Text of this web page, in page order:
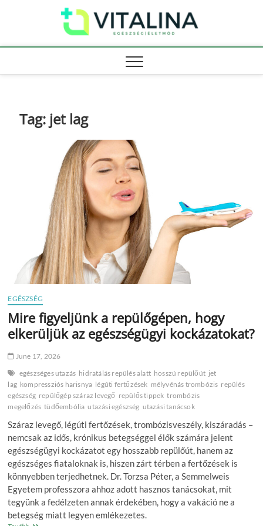
Tag: jet lag
EGÉSZSÉG
Mire figyeljünk a repülőgépen, hogy
elkerüljük az egészségügyi kockázatokat?
June 17, 2026
egészséges utazás hidratálás repülés alatt hosszú repülőút jet
lag kompressziós harisnya légúti fertőzések mélyvénás trombózis repülés
egészség repülőgép száraz levegő repülős tippek trombózis
megelőzés tüdőembólia utazási egészség utazási tanácsok
Száraz levegő, légúti fertőzések, trombózisveszély, kiszáradás –
nemcsak az idős, krónikus betegséggel élők számára jelent
egészségügyi kockázatot egy hosszabb repülőút, hanem az
egészséges fiataloknak is, hiszen zárt térben a fertőzések is
könnyebben terjedhetnek. Dr. Torzsa Péter, a Semmelweis
Egyetem professzora ahhoz adott hasznos tanácsokat, mit
tegyünk a fedélzeten annak érdekében, hogy a vakáció ne a
betegség miatt legyen emlékezetes.